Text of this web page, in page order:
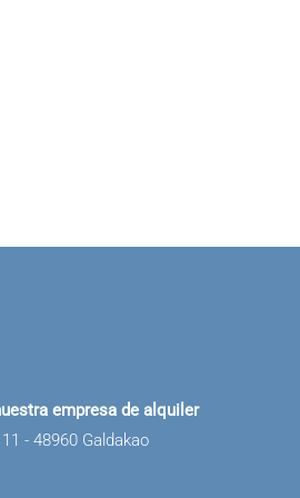
empresa de alquiler
- 48960 Galdakao